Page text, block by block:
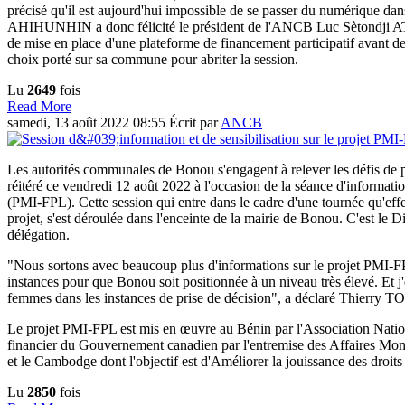
précisé qu'il est aujourd'hui impossible de se passer du numérique
AHIHUNHIN a donc félicité le président de l'ANCB Luc Sètondji
de mise en place d'une plateforme de financement participatif avant
choix porté sur sa commune pour abriter la session.
Lu 2649 fois
Read More
samedi, 13 août 2022 08:55 Écrit parANCB
Les autorités communales de Bonou s'engagent à relever les défis
réitéré ce vendredi 12 août 2022 à l'occasion de la séance
(PMI-FPL). Cette session qui entre dans le cadre d'une tournée
projet, s'est déroulée dans l'enceinte de la mairie de Bonou. C'est
délégation.
"Nous sortons avec beaucoup plus d'informations sur le projet PMI-
instances pour que Bonou soit positionnée à un niveau très élevé. Et
femmes dans les instances de prise de décision", a déclaré Thierry
Le projet PMI-FPL est mis en œuvre au Bénin par l'Association
financier du Gouvernement canadien par l'entremise des Affaires
et le Cambodge dont l'objectif est d'Améliorer la jouissance des
Lu 2850 fois